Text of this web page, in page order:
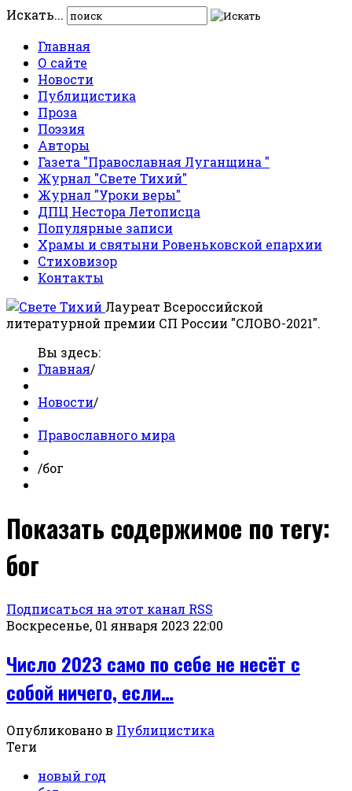
Искать...
Главная
О сайте
Новости
Публицистика
Проза
Поэзия
Авторы
Газета "Православная Луганщина "
Журнал "Свете Тихий"
Журнал "Уроки веры"
ДПЦ Нестора Летописца
Популярные записи
Храмы и святыни Ровеньковской епархии
Стиховизор
Контакты
Лауреат Всероссийской
литературной премии СП России "СЛОВО-2021".
Вы здесь:
Главная/
Новости/
Православного мира
/бог
Показать содержимое по тегу:
бог
Подписаться на этот канал RSS
Воскресенье, 01 января 2023 22:00
Число 2023 само по себе не несёт с
собой ничего, если…
Опубликовано в Публицистика
Теги
новый год